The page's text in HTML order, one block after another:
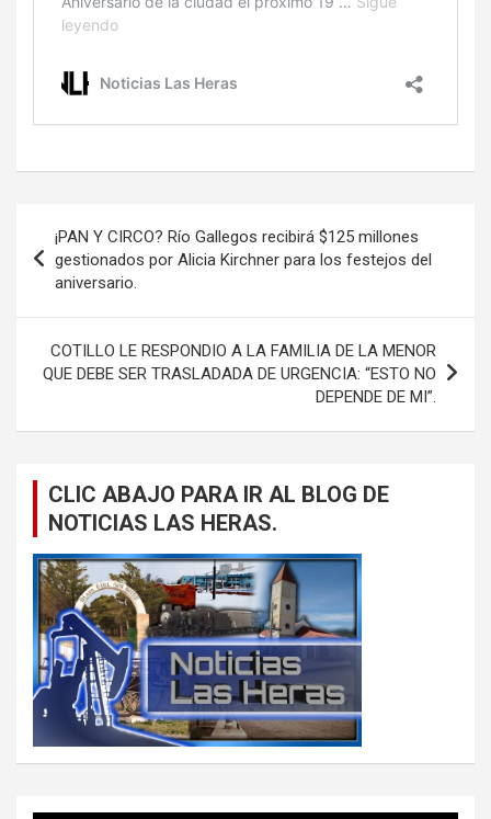
de
entradas
¡PAN Y CIRCO? Río Gallegos recibirá $125 millones
gestionados por Alicia Kirchner para los festejos del
aniversario.
COTILLO LE RESPONDIO A LA FAMILIA DE LA MENOR
QUE DEBE SER TRASLADADA DE URGENCIA: “ESTO NO
DEPENDE DE MI”.
CLIC ABAJO PARA IR AL BLOG DE
NOTICIAS LAS HERAS.